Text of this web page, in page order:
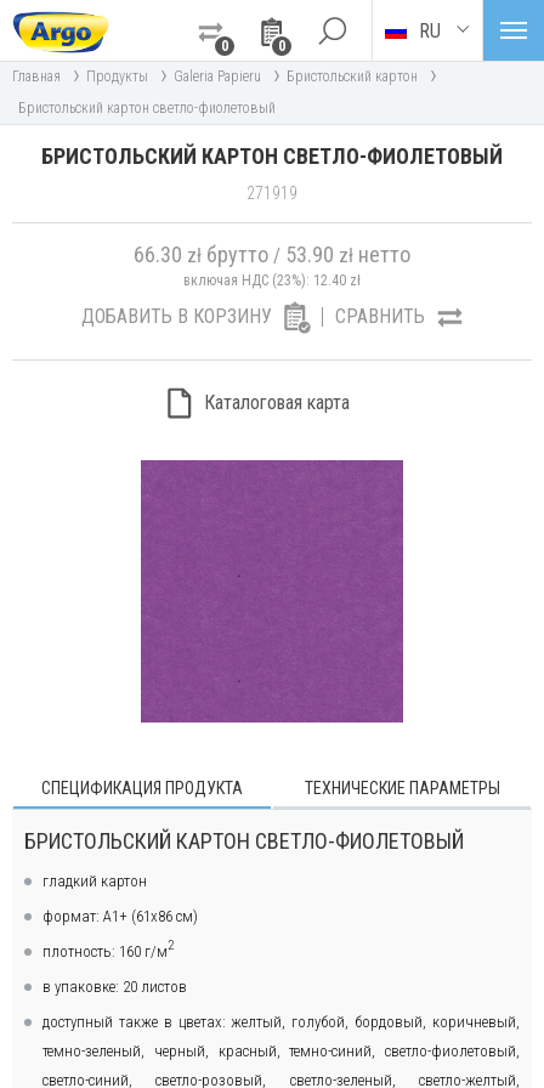
0
0
RU
Главная › Продукты › Galeria Papieru › Бристольский картон ›
Бристольский картон светло-фиолетовый
БРИСТОЛЬСКИЙ КАРТОН СВЕТЛО-ФИОЛЕТОВЫЙ
271919
66.30 zł брутто / 53.90 zł нетто
включая НДС (23%): 12.40 zł
ДОБАВИТЬ В КОРЗИНУ СРАВНИТЬ
Каталоговая карта
СПЕЦИФИКАЦИЯ ПРОДУКТА ТЕХНИЧЕСКИЕ ПАРАМЕТРЫ
БРИСТОЛЬСКИЙ КАРТОН СВЕТЛО-ФИОЛЕТОВЫЙ
гладкий картон
формат: А1+ (61х86 см)
плотность: 160 г/м2
в упаковке: 20 листов
доступный также в цветах: желтый, голубой, бордовый, коричневый,
темно-зеленый, черный, красный, темно-синий, светло-фиолетовый,
светло-синий, светло-розовый, светло-зеленый, светло-желтый,